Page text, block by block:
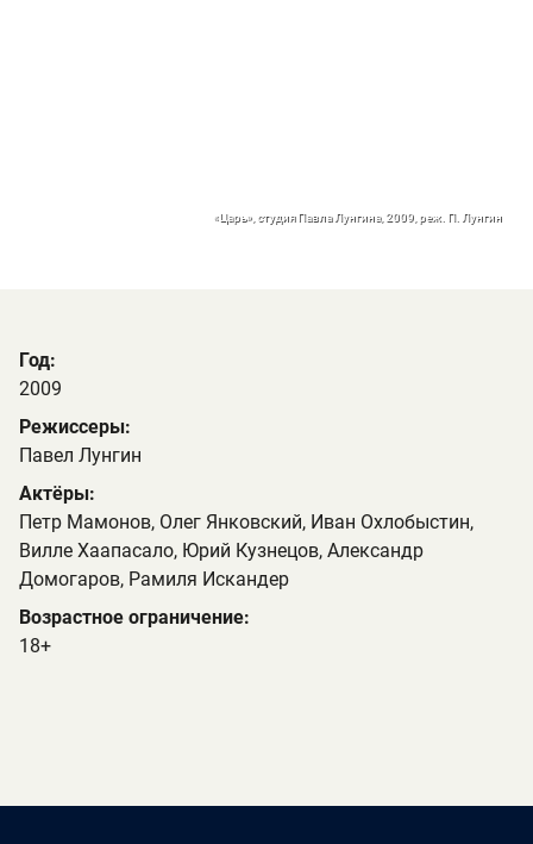
«Царь», студия Павла Лунгина, 2009, реж. П. Лунгин
Год:
2009
Режиссеры:
Павел Лунгин
Актёры:
Петр Мамонов, Олег Янковский, Иван Охлобыстин,
Вилле Хаапасало, Юрий Кузнецов, Александр
Домогаров, Рамиля Искандер
Возрастное ограничение:
18+